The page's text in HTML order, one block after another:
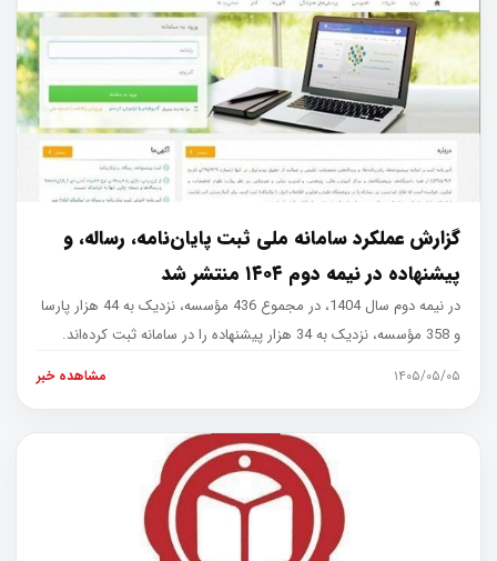
گزارش عملکرد سامانه ملی ثبت پایان‌نامه، رساله، و
پیشنهاده در نیمه دوم ۱۴۰۴ منتشر شد
در نیمه دوم سال 1404، در مجموع 436 مؤسسه، نزدیک به 44 هزار پارسا
و 358 مؤسسه، نزدیک به 34 هزار پیشنهاده را در سامانه ثبت کرده‌اند.
۱۴۰۵/۰۵/۰۵ مشاهده خبر